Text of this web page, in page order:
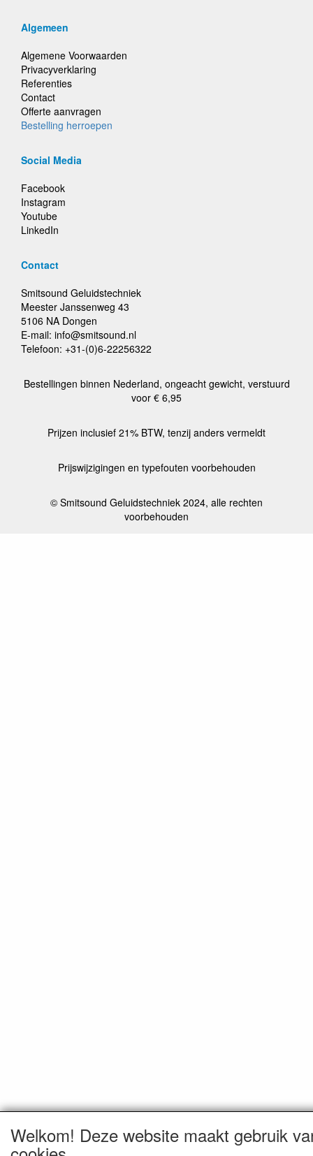
Algemeen
Algemene Voorwaarden
Privacyverklaring
Referenties
Contact
Offerte aanvragen
Bestelling herroepen
Social Media
Facebook
Instagram
Youtube
LinkedIn
Contact
Smitsound Geluidstechniek
Meester Janssenweg 43
5106 NA Dongen
E-mail: info@smitsound.nl
Telefoon: +31-(0)6-22256322
Bestellingen binnen Nederland, ongeacht gewicht, verstuurd
voor € 6,95
Prijzen inclusief 21% BTW, tenzij anders vermeldt
Prijswijzigingen en typefouten voorbehouden
© Smitsound Geluidstechniek 2024, alle rechten
voorbehouden
Welkom! Deze website maakt gebruik